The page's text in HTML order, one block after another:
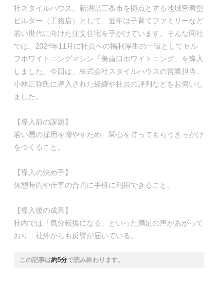
社スタイルハウス。新潟県三条市を拠点とする地域密着型
ビルダー（工務店）として、近年は子育てファミリーなど
若い世代に向けた注文住宅を手がけています。そんな同社
では、2024年11月に社員への福利厚生の一環としてセル
フホワイトニングマシン「美歯口ホワイトニング」を導入
しました。今回は、株式会社スタイルハウスの営業担当、
小林正弥氏に導入された経緯や社員の評判などをお伺いし
ました。
【導入前の課題】
若い層の採用を増やすため、関心を持ってもらうきっかけ
をつくること。
【導入の決め手】
休憩時間や仕事の合間に手軽に利用できること。
【導入後の成果】
社内では「気分転換になる」といった満足の声があがって
おり、社外からも反響が届いている。
この記事は約5分で読み終わります。